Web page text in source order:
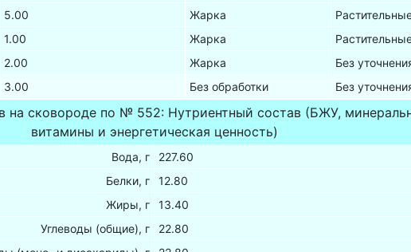
5.00 Жарка
1.00 Жарка
2.00 Жарка
Без
3.00 Без обработки Без
на сковороде по № 552: Нутриентный состав (БЖУ,
витамины и энергетическая ценность)
Вода, г
227.60
Белки, г
12.80
Жиры, г
13.40
Углеводы (общие), г
22.80